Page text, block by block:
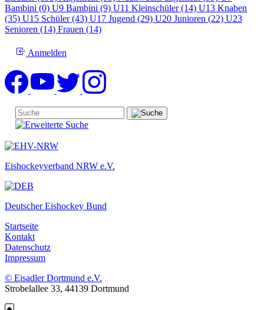
Bambini (0) U9 Bambini (9) U11 Kleinschüler (14) U13 Knaben
(35) U15 Schüler (43) U17 Jugend (29) U20 Junioren (22) U23
Senioren (14) Frauen (14)
Anmelden
Eishockeyverband NRW e.V.
Deutscher Eishockey Bund
Startseite
Kontakt
Datenschutz
Impressum
© Eisadler Dortmund e.V.
Strobelallee 33, 44139 Dortmund